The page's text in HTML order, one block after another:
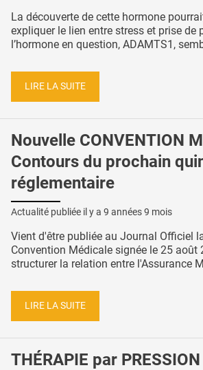
La découverte de cette hormone
expliquer le lien entre stress et prise de
l’hormone en question, ADAMTS1,
LIRE LA SUITE
Nouvelle CONVENTION
Contours du prochain
réglementaire
Actualité publiée il y a 9 années 9 mois
Vient d'être publiée au Journal Officiel
Convention Médicale signée le 25 août
structurer la relation entre l'Assurance
LIRE LA SUITE
THÉRAPIE par